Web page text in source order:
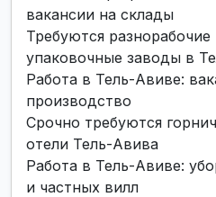
вакансии на склады
Требуются
упаковочные заводы в
Работа в Тель-Авиве:
производство
Срочно требуются
отели Тель-Авива
Работа в Тель-Авиве:
и частных вилл